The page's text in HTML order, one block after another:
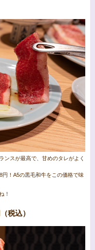
ンスが最高で、甘めのタレがよく
円！A5の黒毛和牛をこの価格で味
！
税込）